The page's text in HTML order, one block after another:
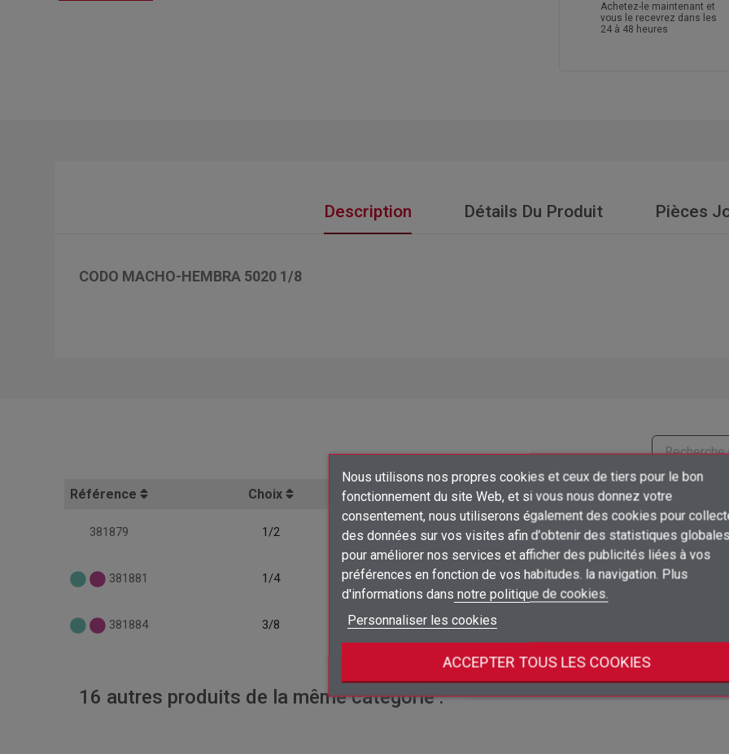
Ajouter à ma liste d'envies ×
add_circle_outline
Créer une nouvelle liste
Créer une liste d'envies ×
Nom de la liste d'envies
Annuler
Connexion
Vous devez être connecté pour ajouter des produits à votre liste d'envies.
Nous utilisons nos propres cookies et ceux de tiers pour le bon
fonctionnement du site Web, et si vous nous donnez votre
consentement, nous utiliserons également des cookies pour
des données sur vos visites afin d'obtenir des statistiques globales
pour améliorer nos services et afficher des publicités liées à vos
préférences en fonction de vos habitudes. la navigation. Plus
d'informations dans notre politique de cookies.
Personnaliser les cookies
ACCEPTER TOUS LES COOKIES
Achetez-le maintenant et
vous le recevrez dans les
24 à 48 heures
Description Détails Du Produit Pièces
CODO MACHO-HEMBRA 5020 1/8
Référence Choix Prix Emballage
381879 1/2 Connectez-vous pour voir les prix 10 unidad ud
381881 1/4 Connectez-vous pour voir les prix 10 unidad
381884 3/8 Connectez-vous pour voir les prix
16 autres produits de la même catégorie :